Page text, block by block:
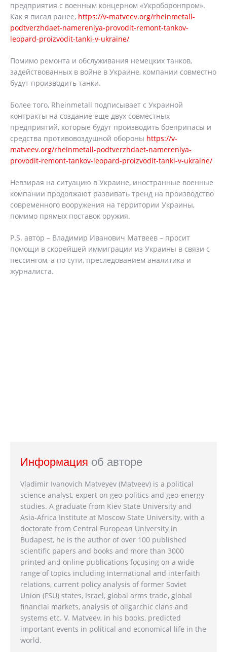
предприятия с военным концерном «Укроборонпром».
Как я писал ранее, https://v-matveev.org/rheinmetall-
podtverzhdaet-namereniya-provodit-remont-tankov-
leopard-proizvodit-tanki-v-ukraine/
Помимо ремонта и обслуживания немецких танков,
задействованных в войне в Украине, компании совместно
будут производить танки.
Более того, Rheinmetall подписывает с Украиной
контракты на создание еще двух совместных
предприятий, которые будут производить боеприпасы и
средства противовоздушной обороны https://v-
matveev.org/rheinmetall-podtverzhdaet-namereniya-
provodit-remont-tankov-leopard-proizvodit-tanki-v-ukraine/
Невзирая на ситуацию в Украине, иностранные военные
компании продолжают развивать тренд на производство
современного вооружения на территории Украины,
помимо прямых поставок оружия.
P.S. автор – Владимир Иванович Матвеев – просит
помощи в скорейшей иммиграции из Украины в связи с
пессингом, а по сути, преследованием аналитика и
журналиста.
Информация об авторе
Vladimir Ivanovich Matveyev (Matveev) is a political
science analyst, expert on geo-politics and geo-energy
studies. A graduate from Kiev State University and
Asia-Africa Institute at Moscow State University, with a
doctorate from Central European University in
Budapest, he is the author of over 100 published
scientific papers and books and more than 3000
printed and online publications focusing on a wide
range of topics including international and interfaith
relations, current policy analysis of former Soviet
Union (FSU) states, Israel, global arms trade, global
financial markets, analysis of oligarchic clans and
systems etc. V. Matveev, in his books, predicted
important events in political and economical life in the
world.